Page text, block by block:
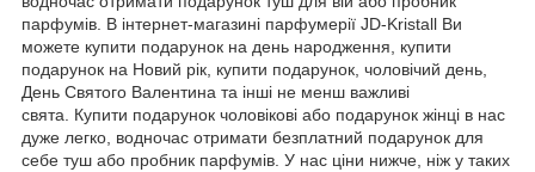
парфумів. В інтернет-магазині парфумерії JD-Kristall Ви
можете купити подарунок на день народження, купити
подарунок на Новий рік, купити подарунок, чоловічий день,
День Святого Валентина та інші не менш важливі
свята. Купити подарунок чоловікові або подарунок жінці в нас
дуже легко, водночас отримати безплатний подарунок для
себе туш або пробник парфумів. У нас ціни нижче, ніж у таких